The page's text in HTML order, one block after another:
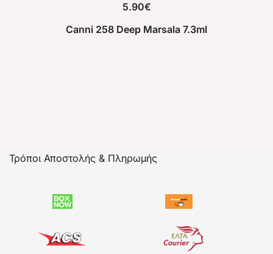
5.90€
Canni 258 Deep Marsala 7.3ml
Τρόποι Αποστολής & Πληρωμής